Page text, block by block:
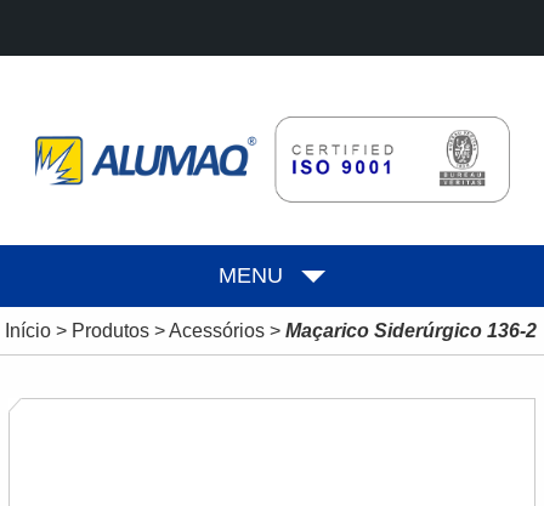
MENU
Início> Produtos>Acessórios> Maçarico Siderúrgico 136-2